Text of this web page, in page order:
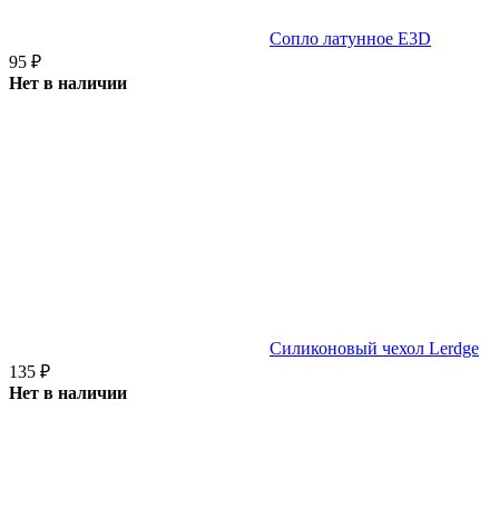
Сопло латунное E3D
95 ₽
Нет в наличии
Cиликоновый чехол Lerdge
135 ₽
Нет в наличии